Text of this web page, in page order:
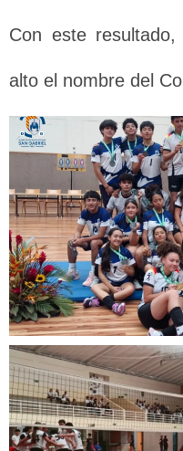
Con este
alto el nombre del